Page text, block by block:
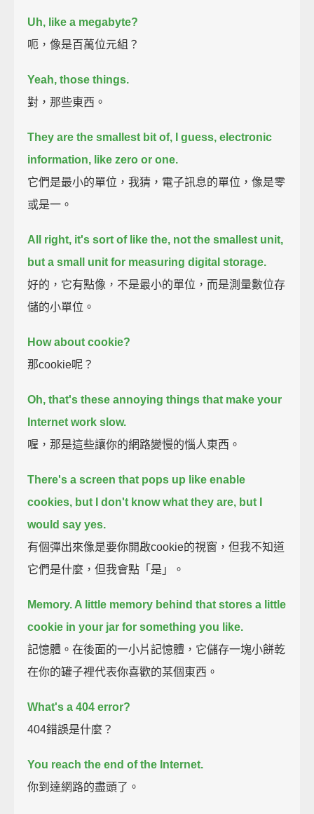
Uh, like a megabyte?
呃，像是百萬位元組？
Yeah, those things.
對，那些東西。
They are the smallest bit of, I guess, electronic
information, like zero or one.
它們是最小的單位，我猜，電子訊息的單位，像是零
或是一。
All right, it's sort of like the, not the smallest unit,
but a small unit for measuring digital storage.
好的，它有點像，不是最小的單位，而是測量數位存
儲的小單位。
How about cookie?
那cookie呢？
Oh, that's these annoying things that make your
Internet work slow.
喔，那是這些讓你的網路變慢的惱人東西。
There's a screen that pops up like enable
cookies, but I don't know what they are, but I
would say yes.
有個彈出來像是要你開啟cookie的視窗，但我不知道
它們是什麼，但我會點「是」。
Memory. A little memory behind that stores a little
cookie in your jar for something you like.
記憶體。在後面的一小片記憶體，它儲存一塊小餅乾
在你的罐子裡代表你喜歡的某個東西。
What's a 404 error?
404錯誤是什麼？
You reach the end of the Internet.
你到達網路的盡頭了。